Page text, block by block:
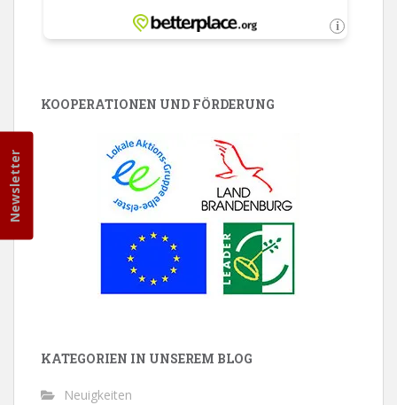
KOOPERATIONEN UND FÖRDERUNG
KATEGORIEN IN UNSEREM BLOG
Neuigkeiten
Newsletter